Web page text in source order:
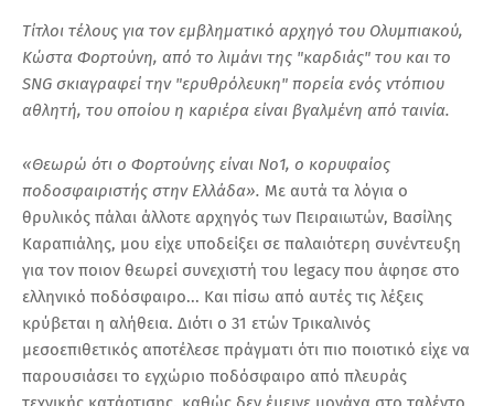
Τίτλοι τέλους για τον εμβληματικό αρχηγό του Ολυμπιακού,
Κώστα Φορτούνη, από το λιμάνι της "καρδιάς" του και το
SNG σκιαγραφεί την "ερυθρόλευκη" πορεία ενός ντόπιου
αθλητή, του οποίου η καριέρα είναι βγαλμένη από ταινία.
«Θεωρώ ότι ο Φορτούνης είναι Νο1, ο κορυφαίος
ποδοσφαιριστής στην Ελλάδα». Με αυτά τα λόγια ο
θρυλικός πάλαι άλλοτε αρχηγός των Πειραιωτών, Βασίλης
Καραπιάλης, μου είχε υποδείξει σε παλαιότερη συνέντευξη
για τον ποιον θεωρεί συνεχιστή του legacy που άφησε στο
ελληνικό ποδόσφαιρο... Και πίσω από αυτές τις λέξεις
κρύβεται η αλήθεια. Διότι ο 31 ετών Τρικαλινός
μεσοεπιθετικός αποτέλεσε πράγματι ότι πιο ποιοτικό είχε να
παρουσιάσει το εγχώριο ποδόσφαιρο από πλευράς